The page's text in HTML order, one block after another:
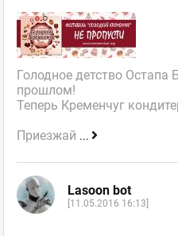
Голодное детство Остапа
прошлом!
Теперь Кременчуг
Приезжай ...
Lasoon bot
[11.05.2016 16:13]